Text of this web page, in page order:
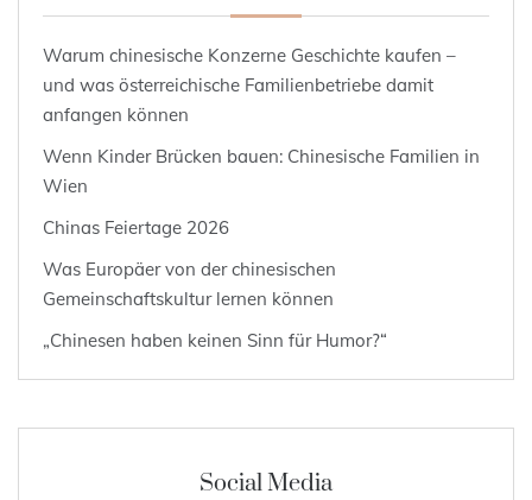
Warum chinesische Konzerne Geschichte kaufen –
und was österreichische Familienbetriebe damit
anfangen können
Wenn Kinder Brücken bauen: Chinesische Familien in
Wien
Chinas Feiertage 2026
Was Europäer von der chinesischen
Gemeinschaftskultur lernen können
„Chinesen haben keinen Sinn für Humor?“
Social Media